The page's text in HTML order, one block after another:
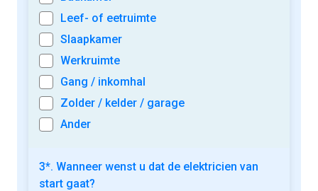
Leef- of eetruimte
Slaapkamer
Werkruimte
Gang / inkomhal
Zolder / kelder / garage
Ander
3*. Wanneer wenst u dat de elektricien van
start gaat?